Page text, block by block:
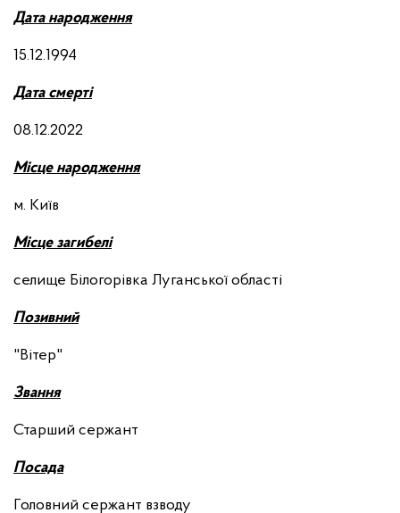
Дата народження
15.12.1994
Дата смерті
08.12.2022
Місце народження
м. Київ
Місце загибелі
селище Білогорівка Луганської області
Позивний
"Вітер"
Звання
Старший сержант
Посада
Головний сержант взводу